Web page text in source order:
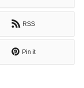
RSS
Pin it